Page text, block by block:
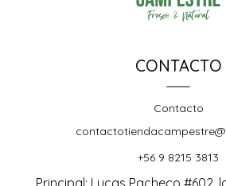
CONTACTO
Contacto
+56 9 8215 3813